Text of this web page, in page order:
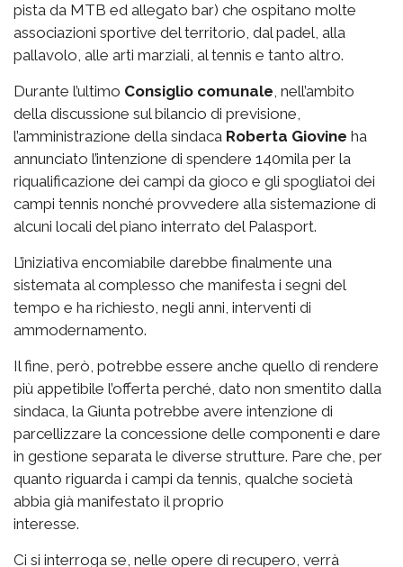
pista da MTB ed allegato bar) che ospitano molte
associazioni sportive del territorio, dal padel, alla
pallavolo, alle arti marziali, al tennis e tanto altro.
Durante l’ultimo Consiglio comunale, nell’ambito
della discussione sul bilancio di previsione,
l’amministrazione della sindaca Roberta Giovine ha
annunciato l’intenzione di spendere 140mila per la
riqualificazione dei campi da gioco e gli spogliatoi dei
campi tennis nonché provvedere alla sistemazione di
alcuni locali del piano interrato del Palasport.
L’iniziativa encomiabile darebbe finalmente una
sistemata al complesso che manifesta i segni del
tempo e ha richiesto, negli anni, interventi di
ammodernamento.
Il fine, però, potrebbe essere anche quello di rendere
più appetibile l’offerta perché, dato non smentito dalla
sindaca, la Giunta potrebbe avere intenzione di
parcellizzare la concessione delle componenti e dare
in gestione separata le diverse strutture. Pare che, per
quanto riguarda i campi da tennis, qualche società
abbia già manifestato il proprio
interesse.
Ci si interroga se, nelle opere di recupero, verrà